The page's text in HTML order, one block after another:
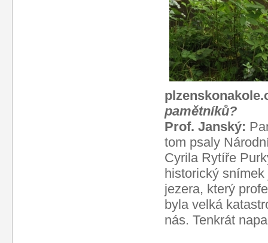
pamětníků?
Prof. Janský:
tom psaly
Cyrila Rytíře
historický
jezera, který
byla velká
nás. Tenkrát